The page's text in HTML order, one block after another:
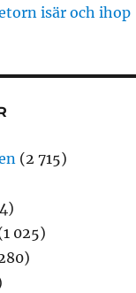
isär och ihop
(2 715)
025)